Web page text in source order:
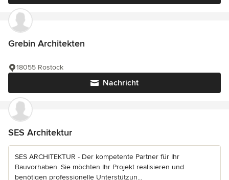
Grebin Architekten
Nachricht
18055 Rostock
SES Architektur
SES ARCHITEKTUR - Der kompetente Partner für Ihr
Bauvorhaben. Sie möchten Ihr Projekt realisieren und
benötigen professionelle Unterstützun...